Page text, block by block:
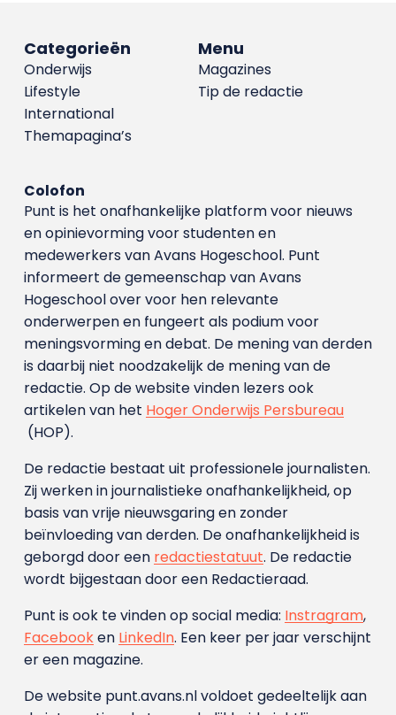
Menu
Magazines
Tip de redactie
Categorieën
Onderwijs
Lifestyle
International
Themapagina’s
Colofon
Punt is het onafhankelijke platform voor nieuws
en opinievorming voor studenten en
medewerkers van Avans Hoge­school. Punt
informeert de gemeenschap van Avans
Hogeschool over voor hen relevante
onderwerpen en fungeert als podium voor
meningsvorming en debat. De mening van derden
is daarbij niet noodzakelijk de mening van de
redactie. Op de website vinden lezers ook
artikelen van het Hoger Onderwijs Persbureau
(HOP).
De redactie bestaat uit professionele journalisten.
Zij werken in journalistieke onafhankelijkheid, op
basis van vrije nieuwsgaring en zonder
beïnvloeding van derden. De onafhankelijkheid is
geborgd door een redactiestatuut. De redactie
wordt bijgestaan door een Redactieraad.
Punt is ook te vinden op social media: Instragram,
Facebooken LinkedIn. Een keer per jaar verschijnt
er een magazine.
De website punt.avans.nl voldoet gedeeltelijk aan